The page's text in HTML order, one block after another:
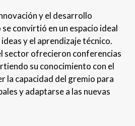
y el desarrollo
convirtió en un espacio ideal
y el aprendizaje técnico.
sector ofrecieron conferencias
su conocimiento con el
la capacidad del gremio para
y adaptarse a las nuevas